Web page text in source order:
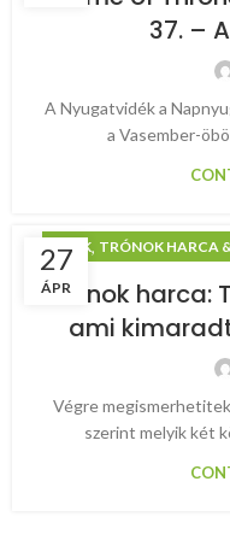
37. –
A Nyugatvidék a
a Vasember-
27
ÁPR
GEEK, TRÓNOK HARCA
Trónok harca:
ami
Végre
szerint melyik két